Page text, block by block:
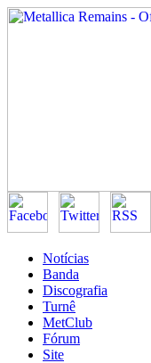
Notícias
Banda
Discografia
Turnê
MetClub
Fórum
Site